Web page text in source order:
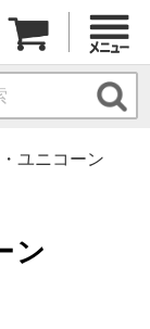
ユニコーン
ン